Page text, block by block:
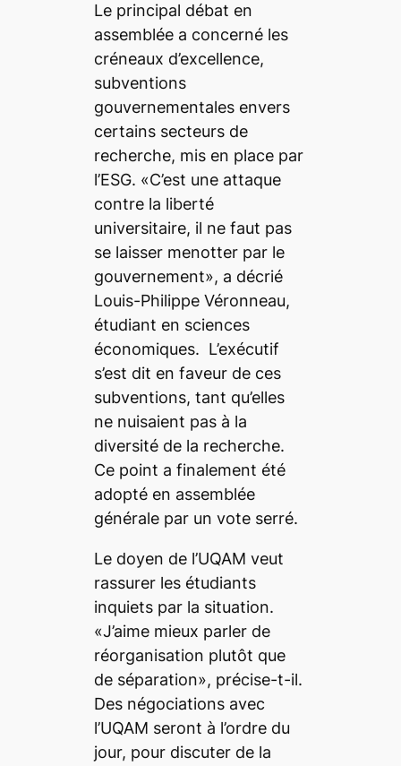
Le principal débat en
assemblée a concerné les
créneaux d’excellence,
subventions
gouvernementales envers
certains secteurs de
recherche, mis en place par
l’ESG. «C’est une attaque
contre la liberté
universitaire, il ne faut pas
se laisser menotter par le
gouvernement», a décrié
Louis-Philippe Véronneau,
étudiant en sciences
économiques. L’exécutif
s’est dit en faveur de ces
subventions, tant qu’elles
ne nuisaient pas à la
diversité de la recherche.
Ce point a finalement été
adopté en assemblée
générale par un vote serré.
Le doyen de l’UQAM veut
rassurer les étudiants
inquiets par la situation.
«J’aime mieux parler de
réorganisation plutôt que
de séparation», précise-t-il.
Des négociations avec
l’UQAM seront à l’ordre du
jour, pour discuter de la